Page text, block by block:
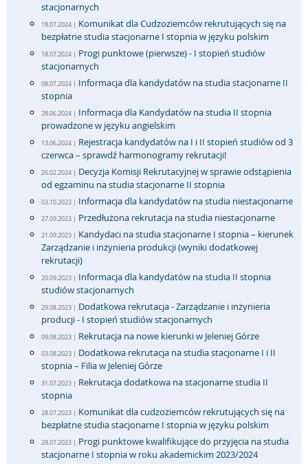
stacjonarnych
18.07.2024 | Komunikat dla Cudzoziemców rekrutujących się na
bezpłatne studia stacjonarne I stopnia w języku polskim
18.07.2024 | Progi punktowe (pierwsze) - I stopień studiów
stacjonarnych
08.07.2024 | Informacja dla kandydatów na studia stacjonarne II
stopnia
28.06.2024 | Informacja dla Kandydatów na studia II stopnia
prowadzone w języku angielskim
13.06.2024 | Rejestracja kandydatów na I i II stopień studiów od 3
czerwca – sprawdź harmonogramy rekrutacji!
26.02.2024 | Decyzja Komisji Rekrutacyjnej w sprawie odstąpienia
od egzaminu na studia stacjonarne II stopnia
03.10.2023 | Informacja dla kandydatów na studia niestacjonarne
27.09.2023 | Przedłużona rekrutacja na studia niestacjonarne
21.09.2023 | Kandydaci na studia stacjonarne I stopnia – kierunek
Zarządzanie i inżynieria produkcji (wyniki dodatkowej
rekrutacji)
20.09.2023 | Informacja dla kandydatów na studia II stopnia
studiów stacjonarnych
29.08.2023 | Dodatkowa rekrutacja - Zarządzanie i inżynieria
producji - I stopień studiów stacjonarnych
09.08.2023 | Rekrutacja na nowe kierunki w Jeleniej Górze
03.08.2023 | Dodatkowa rekrutacja na studia stacjonarne I i II
stopnia – Filia w Jeleniej Górze
31.07.2023 | Rekrutacja dodatkowa na stacjonarne studia II
stopnia
28.07.2023 | Komunikat dla cudzoziemców rekrutujących się na
bezpłatne studia stacjonarne I stopnia w języku polskim
28.07.2023 | Progi punktowe kwalifikujące do przyjęcia na studia
stacjonarne I stopnia w roku akademickim 2023/2024